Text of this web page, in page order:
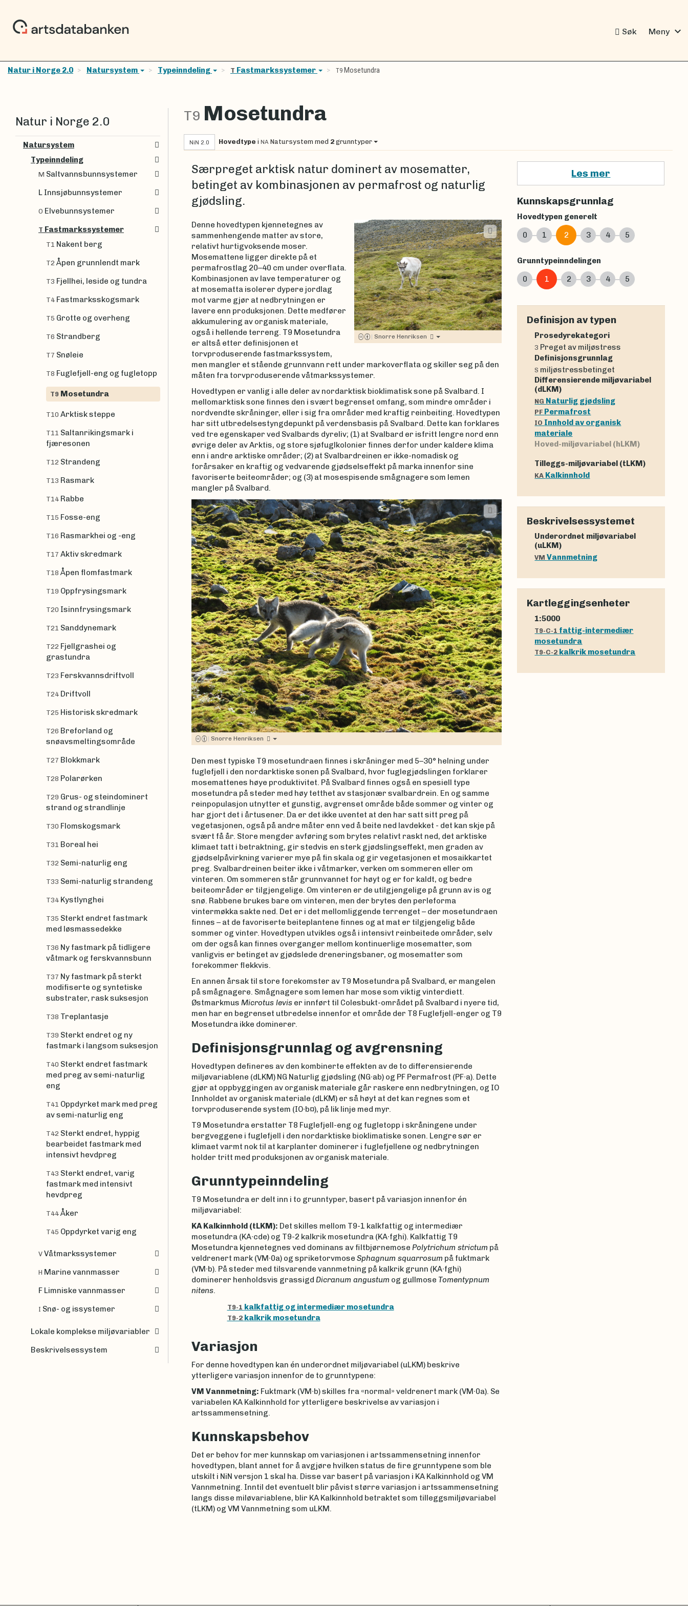
Søk Meny expand_more
Natur i Norge 2.0 Natursystem Typeinndeling T Fastmarkssystemer T9 Mosetundra
T9 Mosetundra
NiN 2.0 Hovedtype i NA Natursystem med 2 grunntyper
Særpreget arktisk natur dominert av mosematter,
betinget av kombinasjonen av permafrost og naturlig
gjødsling.
| Snorre Henriksen
Denne hovedtypen kjennetegnes av
sammenhengende matter av store,
relativt hurtigvoksende moser.
Mosemattene ligger direkte på et
permafrostlag 20–40 cm under overflata.
Kombinasjonen av lave temperaturer og
at mosematta isolerer dypere jordlag
mot varme gjør at nedbrytningen er
lavere enn produksjonen. Dette medfører
akkumulering av organisk materiale,
også i hellende terreng. T9 Mosetundra
er altså etter definisjonen et
torvproduserende fastmarkssystem,
men mangler et stående grunnvann rett under markoverflata og skiller seg på den
måten fra torvproduserende våtmarkssystemer.
Hovedtypen er vanlig i alle deler av nordarktisk bioklimatisk sone på Svalbard. I
mellomarktisk sone finnes den i svært begrenset omfang, som mindre områder i
nordvendte skråninger, eller i sig fra områder med kraftig reinbeiting. Hovedtypen
har sitt utbredelsestyngdepunkt på verdensbasis på Svalbard. Dette kan forklares
ved tre egenskaper ved Svalbards dyreliv; (1) at Svalbard er isfritt lengre nord enn
øvrige deler av Arktis, og store sjøfuglkolonier finnes derfor under kaldere klima
enn i andre arktiske områder; (2) at Svalbardreinen er ikke-nomadisk og
forårsaker en kraftig og vedvarende gjødselseffekt på marka innenfor sine
favoriserte beiteområder; og (3) at mosespisende smågnagere som lemen
mangler på Svalbard.
| Snorre Henriksen
Den mest typiske T9 mosetundraen finnes i skråninger med 5–30° helning under
fuglefjell i den nordarktiske sonen på Svalbard, hvor fuglegjødslingen forklarer
mosemattenes høye produktivitet. På Svalbard finnes også en spesiell type
mosetundra på steder med høy tetthet av stasjonær svalbardrein. En og samme
reinpopulasjon utnytter et gunstig, avgrenset område både sommer og vinter og
har gjort det i årtusener. Da er det ikke uventet at den har satt sitt preg på
vegetasjonen, også på andre måter enn ved å beite ned lavdekket - det kan skje på
svært få år. Store mengder avføring som brytes relativt raskt ned, det arktiske
klimaet tatt i betraktning, gir stedvis en sterk gjødslingseffekt, men graden av
gjødselpåvirkning varierer mye på fin skala og gir vegetasjonen et mosaikkartet
preg. Svalbardreinen beiter ikke i våtmarker, verken om sommeren eller om
vinteren. Om sommeren står grunnvannet for høyt og er for kaldt, og bedre
beiteområder er tilgjengelige. Om vinteren er de utilgjengelige på grunn av is og
snø. Rabbene brukes bare om vinteren, men der brytes den perleforma
vintermøkka sakte ned. Det er i det mellomliggende terrenget – der mosetundraen
finnes – at de favoriserte beiteplantene finnes og at mat er tilgjengelig både
sommer og vinter. Hovedtypen utvikles også i intensivt reinbeitede områder, selv
om der også kan finnes overganger mellom kontinuerlige mosematter, som
vanligvis er betinget av gjødslede dreneringsbaner, og mosematter som
forekommer flekkvis.
En annen årsak til store forekomster av T9 Mosetundra på Svalbard, er mangelen
på smågnagere. Smågnagere som lemen har mose som viktig vinterdiett.
Østmarkmus Microtus leviser innført til Colesbukt-området på Svalbard i nyere tid,
men har en begrenset utbredelse innenfor et område der T8 Fuglefjell-enger og T9
Mosetundra ikke dominerer.
Definisjonsgrunnlag og avgrensning
Hovedtypen defineres av den kombinerte effekten av de to differensierende
miljøvariablene (dLKM) NG Naturlig gjødsling (NG∙ab) og PF Permafrost (PF∙a). Dette
gjør at oppbyggingen av organisk materiale går raskere enn nedbrytningen, og IO
Innholdet av organisk materiale (dLKM) er så høyt at det kan regnes som et
torvproduserende system (IO∙b¤), på lik linje med myr.
T9 Mosetundra erstatter T8 Fuglefjell-eng og fugletopp i skråningene under
bergveggene i fuglefjell i den nordarktiske bioklimatiske sonen. Lengre sør er
klimaet varmt nok til at karplanter dominerer i fuglefjellene og nedbrytningen
holder tritt med produksjonen av organisk materiale.
Grunntypeinndeling
T9 Mosetundra er delt inn i to grunntyper, basert på variasjon innenfor én
miljøvariabel:
KA Kalkinnhold (tLKM): Det skilles mellom T9-1 kalkfattig og intermediær
mosetundra (KA∙cde) og T9-2 kalkrik mosetundra (KA∙fghi). Kalkfattig T9
Mosetundra kjennetegnes ved dominans av filtbjørnemose Polytrichum strictum på
veldrenert mark (VM∙0a) og spriketorvmose Sphagnum squarrosum på fuktmark
(VM∙b). På steder med tilsvarende vannmetning på kalkrik grunn (KA∙fghi)
dominerer henholdsvis grassigd Dicranum angustum og gullmose Tomentypnum
nitens.
T9-1 kalkfattig og intermediær mosetundra
T9-2 kalkrik mosetundra
Variasjon
For denne hovedtypen kan én underordnet miljøvariabel (uLKM) beskrive
ytterligere variasjon innenfor de to grunntypene:
VM Vannmetning: Fuktmark (VM∙b) skilles fra «normal» veldrenert mark (VM∙0a). Se
variabelen KA Kalkinnhold for ytterligere beskrivelse av variasjon i
artssammensetning.
Kunnskapsbehov
Det er behov for mer kunnskap om variasjonen i artssammensetning innenfor
hovedtypen, blant annet for å avgjøre hvilken status de fire grunntypene som ble
utskilt i NiN versjon 1 skal ha. Disse var basert på variasjon i KA Kalkinnhold og VM
Vannmetning. Inntil det eventuelt blir påvist større variasjon i artssammensetning
langs disse miløvariablene, blir KA Kalkinnhold betraktet som tilleggsmiljøvariabel
(tLKM) og VM Vannmetning som uLKM.
Les mer
Kunnskapsgrunnlag
Hovedtypen generelt
0
1 2 3 4 5
Grunntypeinndelingen
0
1 2 3 4 5
Definisjon av typen
Prosedyrekategori
3 Preget av miljøstress
Definisjonsgrunnlag
S miljøstressbetinget
Differensierende miljøvariabel
(dLKM)
NG Naturlig gjødsling
PF Permafrost
IO Innhold av organisk
materiale
Hoved-miljøvariabel (hLKM)
Tilleggs-miljøvariabel (tLKM)
KA Kalkinnhold
Beskrivelsessystemet
Underordnet miljøvariabel
(uLKM)
VMVannmetning
Kartleggingsenheter
1:5000
T9-C-1 fattig-intermediær
mosetundra
T9-C-2 kalkrik mosetundra
Natur i Norge 2.0
Natursystem
Typeinndeling
M Saltvannsbunnsystemer
L Innsjøbunnsystemer
O Elvebunnsystemer
T Fastmarkssystemer
T1 Nakent berg
T2 Åpen grunnlendt mark
T3 Fjellhei, leside og tundra
T4 Fastmarksskogsmark
T5 Grotte og overheng
T6 Strandberg
T7 Snøleie
T8 Fuglefjell-eng og fugletopp
T9 Mosetundra
T10 Arktisk steppe
T11 Saltanrikingsmark i
fjæresonen
T12 Strandeng
T13 Rasmark
T14 Rabbe
T15 Fosse-eng
T16 Rasmarkhei og -eng
T17 Aktiv skredmark
T18 Åpen flomfastmark
T19 Oppfrysingsmark
T20 Isinnfrysingsmark
T21 Sanddynemark
T22 Fjellgrashei og
grastundra
T23 Ferskvannsdriftvoll
T24 Driftvoll
T25 Historisk skredmark
T26 Breforland og
snøavsmeltingsområde
T27 Blokkmark
T28 Polarørken
T29 Grus- og steindominert
strand og strandlinje
T30 Flomskogsmark
T31 Boreal hei
T32 Semi-naturlig eng
T33 Semi-naturlig strandeng
T34 Kystlynghei
T35 Sterkt endret fastmark
med løsmassedekke
T36 Ny fastmark på tidligere
våtmark og ferskvannsbunn
T37 Ny fastmark på sterkt
modifiserte og syntetiske
substrater, rask suksesjon
T38 Treplantasje
T39 Sterkt endret og ny
fastmark i langsom suksesjon
T40 Sterkt endret fastmark
med preg av semi-naturlig
eng
T41 Oppdyrket mark med preg
av semi-naturlig eng
T42 Sterkt endret, hyppig
bearbeidet fastmark med
intensivt hevdpreg
T43 Sterkt endret, varig
fastmark med intensivt
hevdpreg
T44 Åker
T45 Oppdyrket varig eng
V Våtmarkssystemer
H Marine vannmasser
F Limniske vannmasser
I Snø- og issystemer
Lokale komplekse miljøvariabler
Beskrivelsessystem